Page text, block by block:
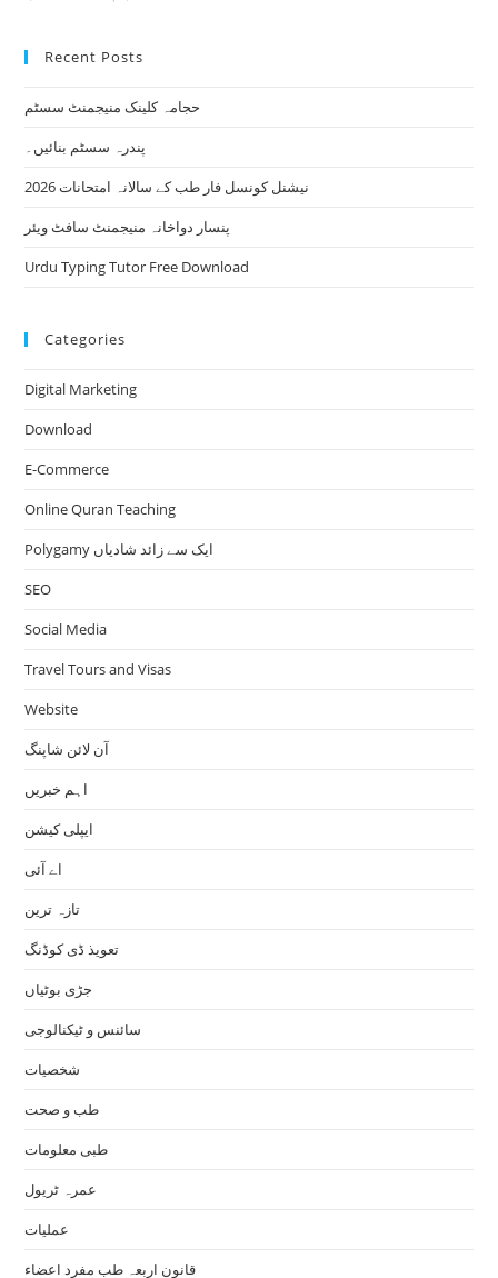
Recent Posts
حجامہ کلینک منیجمنٹ سسٹم
پندرہ سسٹم بنائیں۔
نیشنل کونسل فار طب کے سالانہ امتحانات 2026
پنسار دواخانہ منیجمنٹ سافٹ ویئر
Urdu Typing Tutor Free Download
Categories
Digital Marketing
Download
E-Commerce
Online Quran Teaching
Polygamy ایک سے زائد شادیاں
SEO
Social Media
Travel Tours and Visas
Website
آن لائن شاپنگ
اہم خبریں
ایپلی کیشن
اے آئی
تازہ ترین
تعویذ ڈی کوڈنگ
جڑی بوٹیاں
سائنس و ٹیکنالوجی
شخصیات
طب و صحت
طبی معلومات
عمرہ ٹریول
عملیات
قانون اربعہ طب مفرد اعضاء